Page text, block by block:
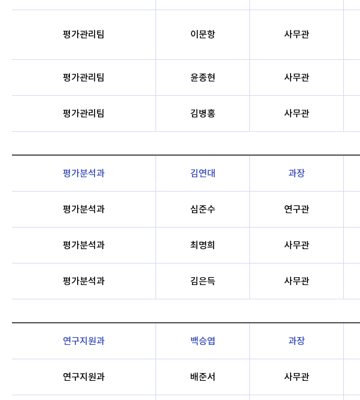
평가관리팀 이문항 사무관
평가관리팀 윤종현 사무관
평가관리팀 김병홍 사무관
평가분석과 김연대 과장
평가분석과 심준수 연구관
평가분석과 최명희 사무관
평가분석과 김은득 사무관
연구지원과 백승엽 과장
연구지원과 배준서 사무관